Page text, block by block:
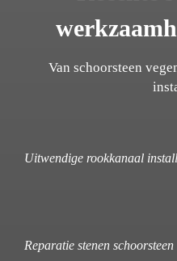
Van schoorsteen
Uitwendige rookkanaal
Reparatie stenen schoorsteen